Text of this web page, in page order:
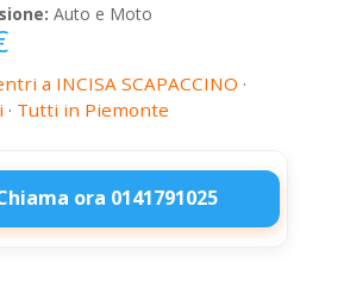
Auto e Moto
a INCISA SCAPACCINO ·
· Tutti in Piemonte
ora 0141791025